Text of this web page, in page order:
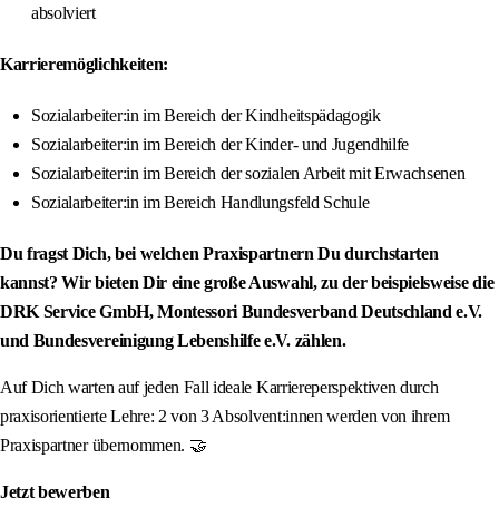
absolviert
Karrieremöglichkeiten:
Sozialarbeiter:in im Bereich der Kindheitspädagogik
Sozialarbeiter:in im Bereich der Kinder- und Jugendhilfe
Sozialarbeiter:in im Bereich der sozialen Arbeit mit Erwachsenen
Sozialarbeiter:in im Bereich Handlungsfeld Schule
Du fragst Dich, bei welchen Praxispartnern Du durchstarten
kannst? Wir bieten Dir eine große Auswahl, zu der beispielsweise die
DRK Service GmbH, Montessori Bundesverband Deutschland e.V.
und Bundesvereinigung Lebenshilfe e.V. zählen.
Auf Dich warten auf jeden Fall ideale Karriereperspektiven durch
praxisorientierte Lehre: 2 von 3 Absolvent:innen werden von ihrem
Praxispartner übernommen. 🤝
Jetzt bewerben